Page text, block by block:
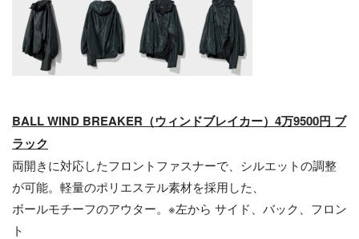
BALL WIND BREAKER （ウィンドブレイカー） 4万9500円 ブ
ラック
両開きに対応したフロントファスナーで、シルエットの調整
が可能。軽量のポリエステル素材を採用した、
ボールモチーフのアウター。※左から サイド、バック、フロン
ト